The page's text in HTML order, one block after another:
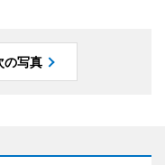
の写真